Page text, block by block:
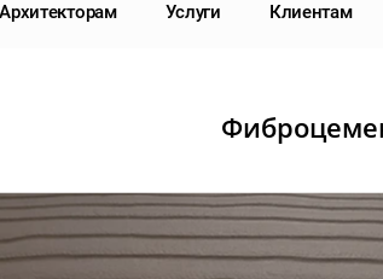
Архитекторам Услуги Клиентам